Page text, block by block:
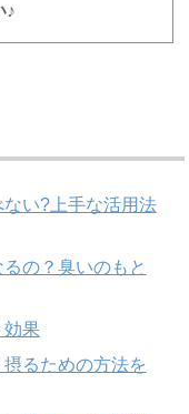
♪
い?上手な活用法
の？臭いのもと
効果
るための方法を